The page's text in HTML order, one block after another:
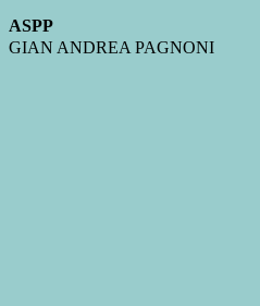
ASPP
GIAN ANDREA PAGNONI